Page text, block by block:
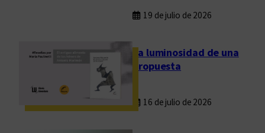
19 de julio de 2026
La luminosidad de una
propuesta
16 de julio de 2026